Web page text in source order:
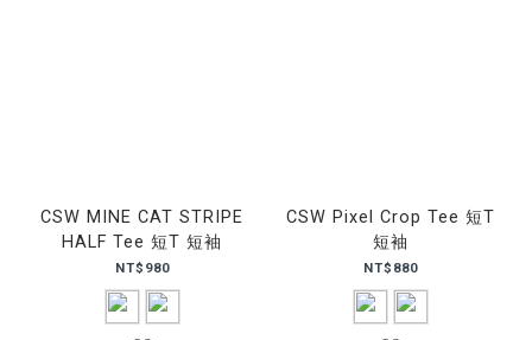
CSW MINE CAT STRIPE
HALF Tee 短T 短袖
NT$980
CSW Pixel Crop Tee 短T
短袖
NT$880